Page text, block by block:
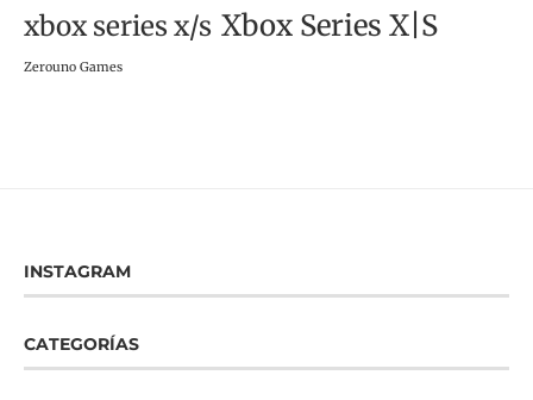
xbox series x/s Xbox Series X|S
Zerouno Games
INSTAGRAM
CATEGORÍAS